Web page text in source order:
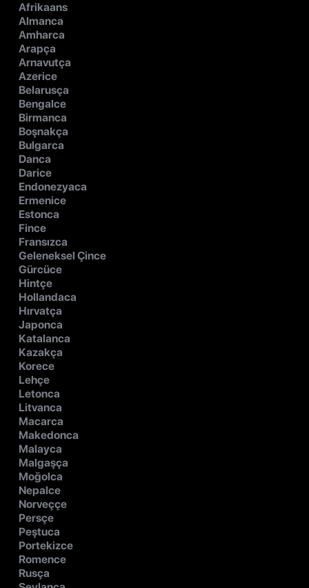
Afrikaans
Almanca
Amharca
Arapça
Arnavutça
Azerice
Belarusça
Bengalce
Birmanca
Boşnakça
Bulgarca
Danca
Darice
Endonezyaca
Ermenice
Estonca
Fince
Fransızca
Geleneksel Çince
Gürcüce
Hintçe
Hollandaca
Hırvatça
Japonca
Katalanca
Kazakça
Korece
Lehçe
Letonca
Litvanca
Macarca
Makedonca
Malayca
Malgaşça
Moğolca
Nepalce
Norveççe
Persçe
Peştuca
Portekizce
Romence
Rusça